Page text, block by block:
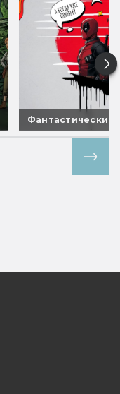
Фантастические